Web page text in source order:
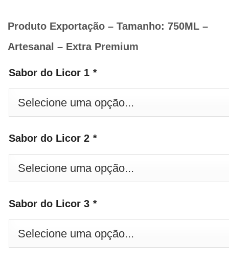
Produto Exportação – Tamanho: 750ML –
Artesanal – Extra Premium
Sabor do Licor 1 *
Sabor do Licor 2 *
Sabor do Licor 3 *